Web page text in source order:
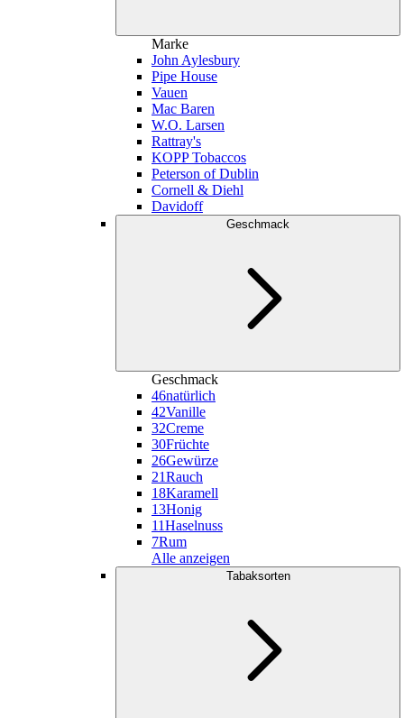
Marke
John Aylesbury
Pipe House
Vauen
Mac Baren
W.O. Larsen
Rattray's
KOPP Tobaccos
Peterson of Dublin
Cornell & Diehl
Davidoff
Geschmack
Geschmack
46natürlich
42Vanille
32Creme
30Früchte
26Gewürze
21Rauch
18Karamell
13Honig
11Haselnuss
7Rum
Alle anzeigen
Tabaksorten